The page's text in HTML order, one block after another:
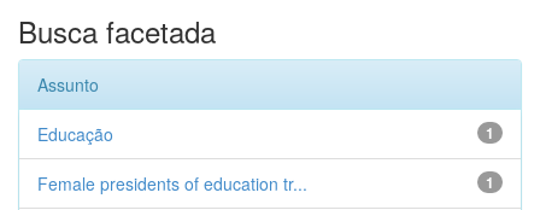
Busca facetada
Assunto
1
Educação
1
Female presidents of education tr...